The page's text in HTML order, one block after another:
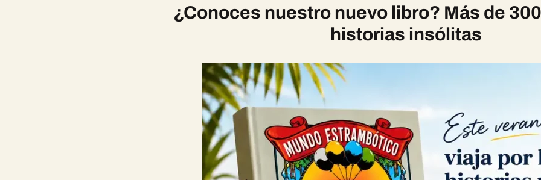
¿Conoces nuestro nuevo libro? Más de
historias insólitas